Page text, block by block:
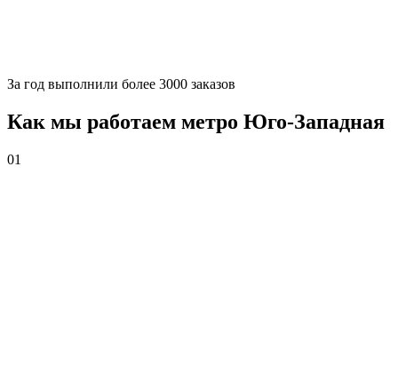
За год выполнили более 3000 заказов
Как мы работаем метро Юго-Западная
01